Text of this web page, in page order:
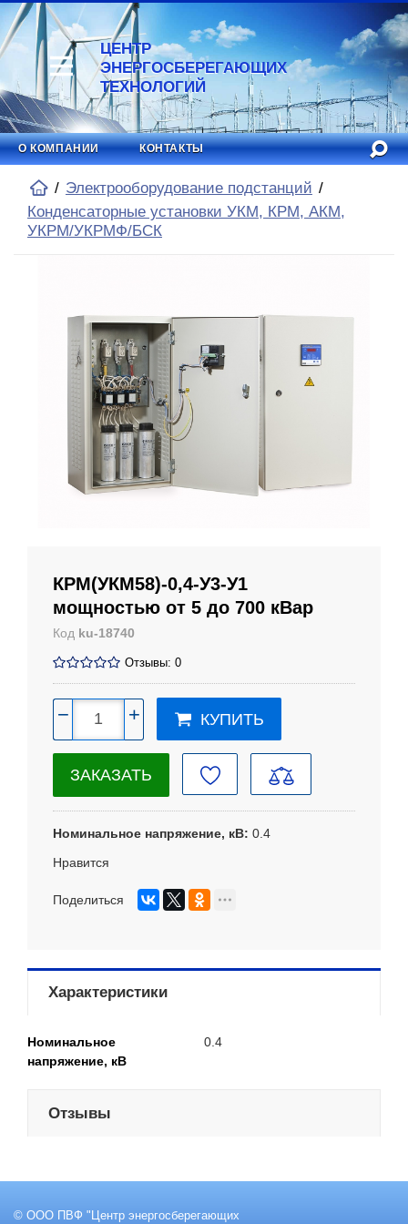
ЦЕНТР
ЭНЕРГОСБЕРЕГАЮЩИХ
ТЕХНОЛОГИЙ
О КОМПАНИИ КОНТАКТЫ
Электрооборудование подстанций
Конденсаторные установки УКМ, КРМ, АКМ,
УКРМ/УКРМФ/БСК
КРМ(УКМ58)-0,4-У3-У1
мощностью от 5 до 700 кВар
Код ku-18740
Отзывы: 0
− + КУПИТЬ
ЗАКАЗАТЬ
Номинальное напряжение, кВ 0.4
Нравится
Поделиться
Характеристики
Номинальное
напряжение, кВ
0.4
Отзывы
© ООО ПВФ "Центр энергосберегающих